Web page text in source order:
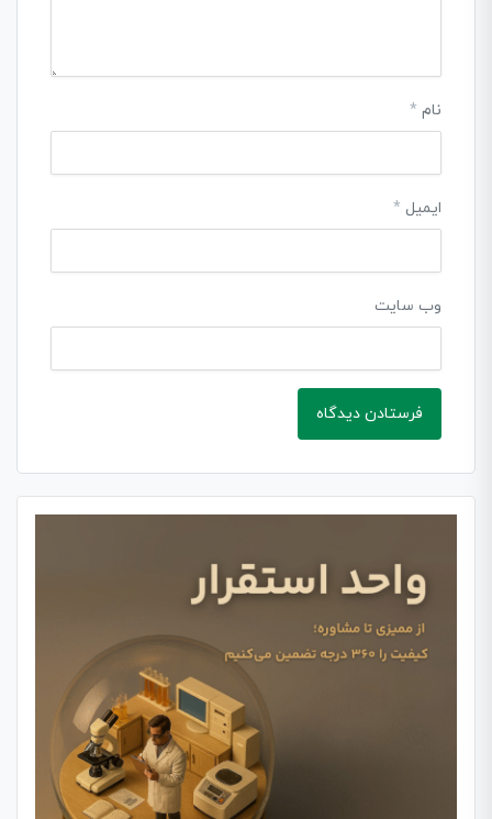
نام *
ایمیل *
وب‌ سایت